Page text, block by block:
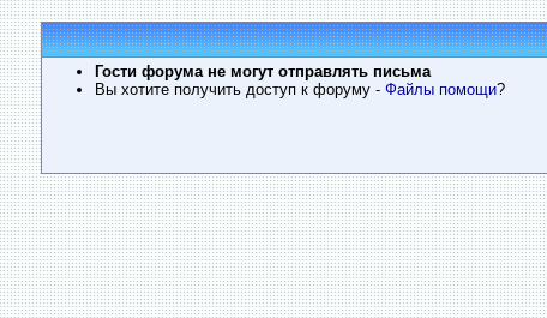
Гости форума не могут отправлять письма
Вы хотите получить доступ к форуму - Файлы помощи?